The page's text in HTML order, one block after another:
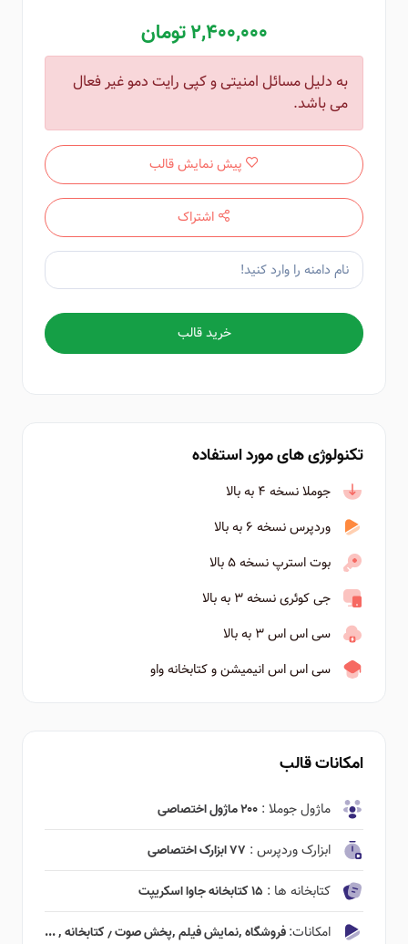
2,400,000 تومان
به دلیل مسائل امنیتی و کپی رایت دمو غیر فعال
می باشد.
پیش نمایش قالب
اشتراک
خرید قالب
تکنولوژی های مورد استفاده
جوملا نسخه ۴ به بالا
وردپرس نسخه ۶ به بالا
بوت استرپ نسخه ۵ بالا
جی کوئری نسخه ۳ به بالا
سی اس اس ۳ به بالا
سی اس اس انیمیشن و کتابخانه واو
امکانات قالب
ماژول جوملا : ۲۰۰ ماژول اختصاصی
ابزارک وردپرس : ۷۷ ابزارک اختصاصی
کتابخانه ها : ۱۵ کتابخانه جاوا اسکریپت
امکانات:فروشگاه ٬‌نمایش فیلم ٬‌پخش صوت ٫ کتابخانه ٬ ...